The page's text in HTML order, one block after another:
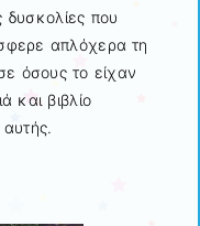
δυσκολίες που
απλόχερα τη
όσους το είχαν
και βιβλίο